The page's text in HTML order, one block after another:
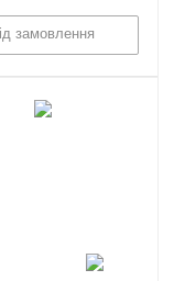
замовлення